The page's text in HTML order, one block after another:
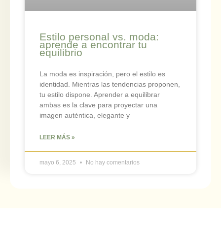
Estilo personal vs. moda:
aprende a encontrar tu
equilibrio
La moda es inspiración, pero el estilo es
identidad. Mientras las tendencias proponen,
tu estilo dispone. Aprender a equilibrar
ambas es la clave para proyectar una
imagen auténtica, elegante y
LEER MÁS »
mayo 6, 2025 No hay comentarios